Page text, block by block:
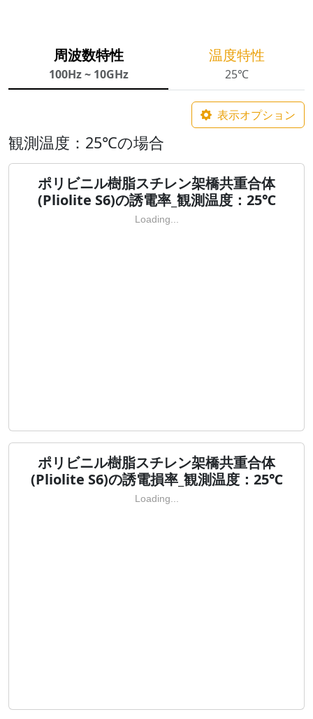
周波数特性
100Hz ~ 10GHz
温度特性
25℃
表示オプション
観測温度：25℃の場合
ポリビニル樹脂スチレン架橋共重合体
(Pliolite S6)の誘電率_観測温度：25℃
Loading...
ポリビニル樹脂スチレン架橋共重合体
(Pliolite S6)の誘電損率_観測温度：25℃
Loading...